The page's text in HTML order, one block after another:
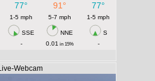
77° 91° 77°
1-5 mph 5-7 mph 1-5 mph
SSE NNE
S
- 0.01 in 15%
-
Webcam